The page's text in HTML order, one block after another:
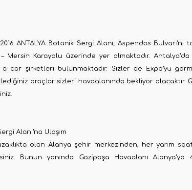
ANTALYA Botanik Sergi Alanı, Aspendos Bulvarı’nı
Karayolu üzerinde yer almaktadır. Antalya’da
car şirketleri bulunmaktadır. Sizler de Expo’yu
araçlar sizleri havaalanında bekliyor olacaktır.
Alanı’na Ulaşım
olan Alanya şehir merkezinden, her yarım
Bunun yanında Gazipaşa Havaalanı Alanya’ya